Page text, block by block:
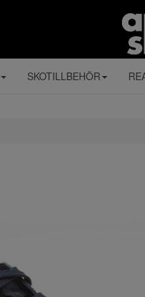
SKOTILLBEHÖR